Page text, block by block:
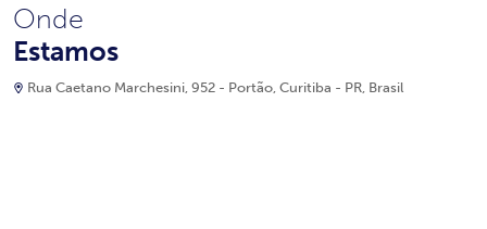
Onde
Estamos
Rua Caetano Marchesini, 952 - Portão, Curitiba - PR, Brasil